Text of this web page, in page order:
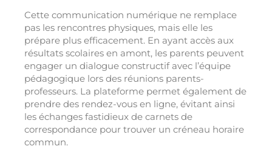
Cette communication numérique ne remplace
pas les rencontres physiques, mais elle les
prépare plus efficacement. En ayant accès aux
résultats scolaires en amont, les parents peuvent
engager un dialogue constructif avec l’équipe
pédagogique lors des réunions parents-
professeurs. La plateforme permet également de
prendre des rendez-vous en ligne, évitant ainsi
les échanges fastidieux de carnets de
correspondance pour trouver un créneau horaire
commun.